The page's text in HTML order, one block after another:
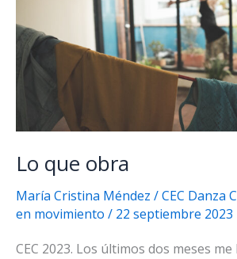
Lo que obra
María Cristina Méndez /CEC Danza
en movimiento / 22 septiembre 2023
CEC 2023. Los últimos dos meses